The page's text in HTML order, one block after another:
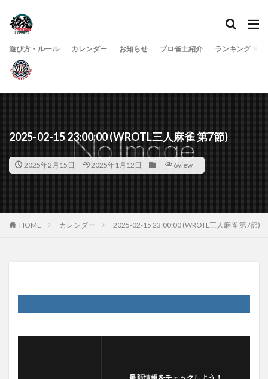
遊び方・ルール カレンダー お知らせ プロ雀士紹介 ランキング
2025-02-15 23:00:00 (WROTL三人麻雀 第7節)
2025年2月15日 2025年1月12日 6view
HOME カレンダー 2025-02-15 23:00:00 (WROTL三人麻雀 第7節)